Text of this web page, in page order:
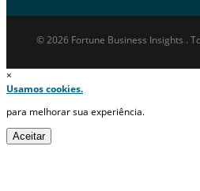
© 2026 Fortune Business Insights .
×
Usamos cookies.
para melhorar sua experiência.
Aceitar